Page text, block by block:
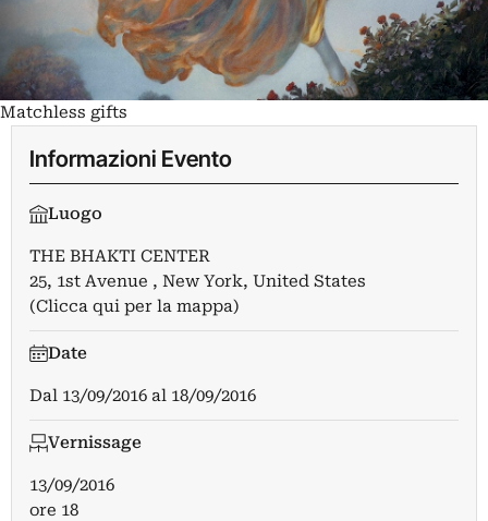
Matchless gifts
Informazioni Evento
Luogo
THE BHAKTI CENTER
25, 1st Avenue , New York, United States
(Clicca qui per la mappa)
Date
Dal 13/09/2016 al 18/09/2016
Vernissage
13/09/2016
ore 18